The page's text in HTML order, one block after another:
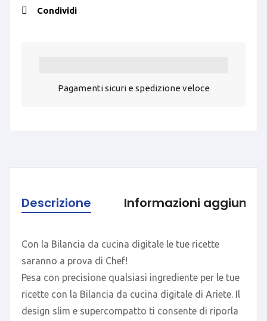
Condividi
Pagamenti sicuri e spedizione veloce
Descrizione Informazioni
Con la Bilancia da cucina digitale le tue ricette
saranno a prova di Chef!
Pesa con precisione qualsiasi ingrediente per le tue
ricette con la Bilancia da cucina digitale di Ariete. Il
design slim e supercompatto ti consente di riporla